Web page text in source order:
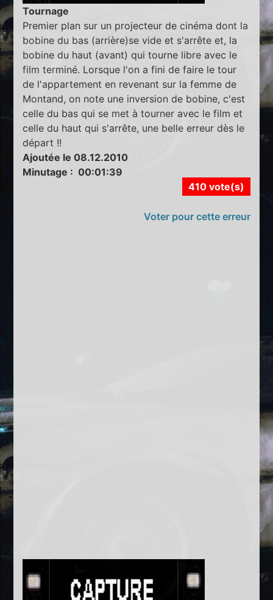
Tournage
Premier plan sur un projecteur de cinéma dont la
bobine du bas (arrière)se vide et s'arrête et, la
bobine du haut (avant) qui tourne libre avec le
film terminé. Lorsque l'on a fini de faire le tour
de l'appartement en revenant sur la femme de
Montand, on note une inversion de bobine, c'est
celle du bas qui se met à tourner avec le film et
celle du haut qui s'arrête, une belle erreur dès le
départ !!
Ajoutée le 08.12.2010
Minutage : 00:01:39
410 vote(s)
Voter pour cette erreur